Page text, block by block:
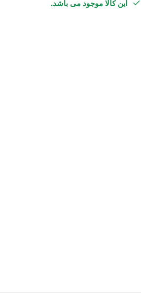
این کالا موجود می باشد.